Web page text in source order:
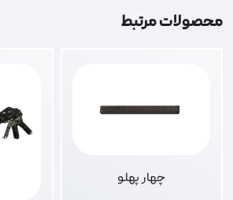
محصولات مرتبط
چهار پهلو